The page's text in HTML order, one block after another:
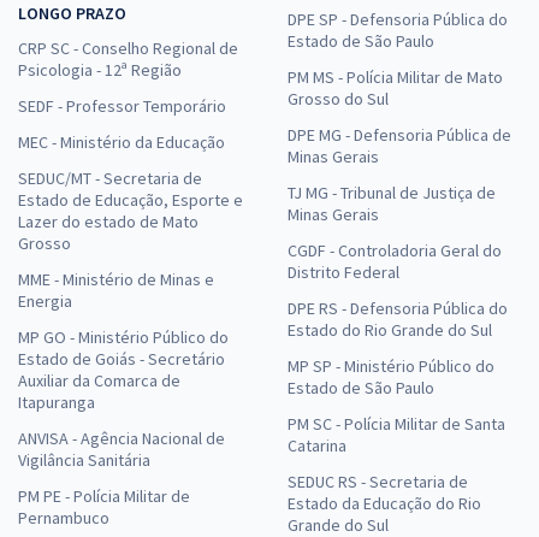
LONGO PRAZO
CRP SC - Conselho Regional de
Psicologia - 12ª Região
SEDF - Professor Temporário
MEC - Ministério da Educação
SEDUC/MT - Secretaria de
Estado de Educação, Esporte e
Lazer do estado de Mato
Grosso
MME - Ministério de Minas e
Energia
MP GO - Ministério Público do
Estado de Goiás - Secretário
Auxiliar da Comarca de
Itapuranga
ANVISA - Agência Nacional de
Vigilância Sanitária
PM PE - Polícia Militar de
Pernambuco
DPE SP - Defensoria Pública do
Estado de São Paulo
PM MS - Polícia Militar de Mato
Grosso do Sul
DPE MG - Defensoria Pública de
Minas Gerais
TJ MG - Tribunal de Justiça de
Minas Gerais
CGDF - Controladoria Geral do
Distrito Federal
DPE RS - Defensoria Pública do
Estado do Rio Grande do Sul
MP SP - Ministério Público do
Estado de São Paulo
PM SC - Polícia Militar de Santa
Catarina
SEDUC RS - Secretaria de
Estado da Educação do Rio
Grande do Sul